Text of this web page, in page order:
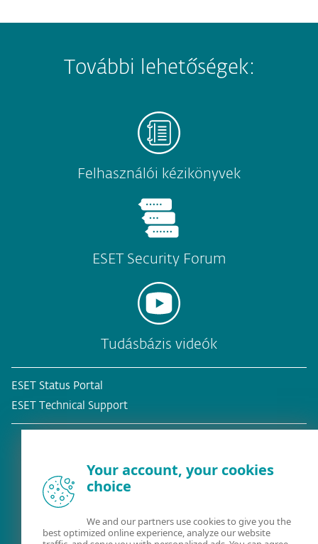
További lehetőségek:
Felhasználói kézikönyvek
ESET Security Forum
Tudásbázis videók
ESET Status Portal
ESET Technical Support
Your account, your cookies
choice
We and our partners use cookies to give you the
best optimized online experience, analyze our website